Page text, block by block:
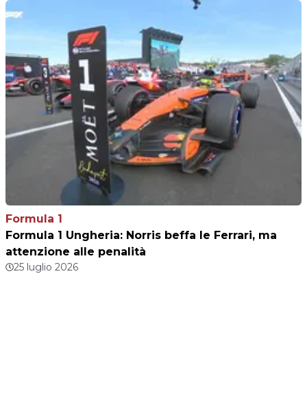
Formula 1
Formula 1 Ungheria: Norris beffa le Ferrari, ma
attenzione alle penalità
25 luglio 2026